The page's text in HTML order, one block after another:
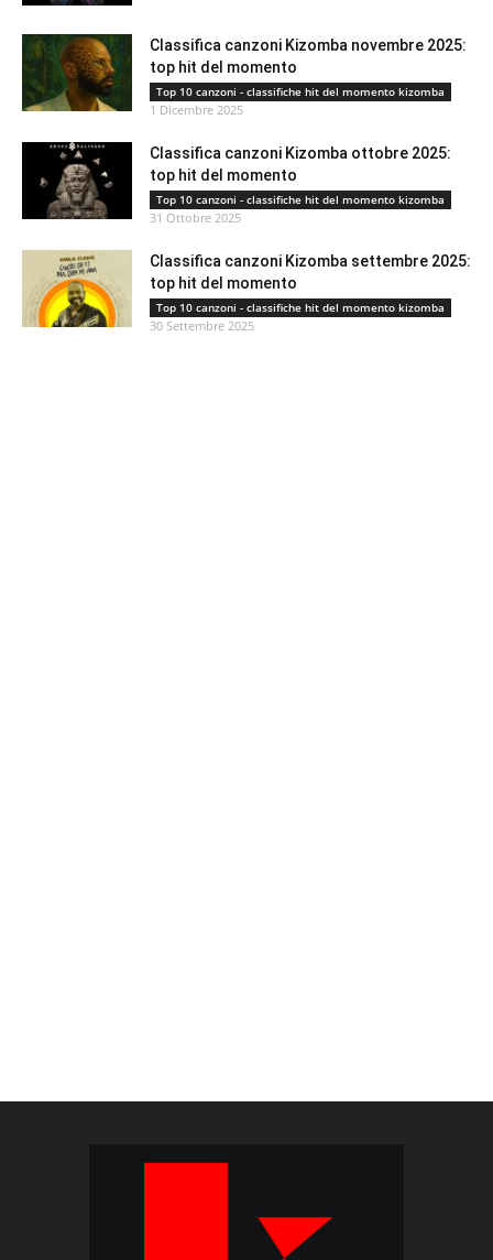
Classifica canzoni Kizomba novembre 2025:
top hit del momento
Top 10 canzoni - classifiche hit del momento kizomba
1 Dicembre 2025
Classifica canzoni Kizomba ottobre 2025:
top hit del momento
Top 10 canzoni - classifiche hit del momento kizomba
31 Ottobre 2025
Classifica canzoni Kizomba settembre 2025:
top hit del momento
Top 10 canzoni - classifiche hit del momento kizomba
30 Settembre 2025